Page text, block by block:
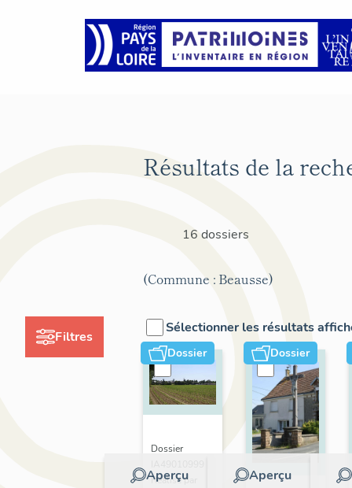
Filtres
Résultats de la
16 dossiers
(Commune : Beausse)
Sélectionner les résultats
Dossier
Aperçu
Dossier
Réalisé par
Dossier
Aperçu